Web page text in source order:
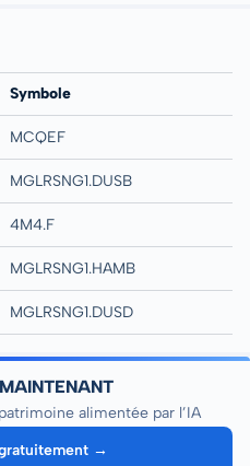
Symbole
MCQEF
MGLRSNG1.DUSB
4M4.F
MGLRSNG1.HAMB
MGLRSNG1.DUSD
alimentée par l’IA
→